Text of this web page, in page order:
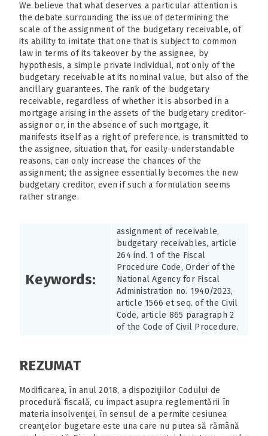
We believe that what deserves a particular attention is
the debate surrounding the issue of determining the
scale of the assignment of the budgetary receivable, of
its ability to imitate that one that is subject to common
law in terms of its takeover by the assignee, by
hypothesis, a simple private individual, not only of the
budgetary receivable at its nominal value, but also of the
ancillary guarantees. The rank of the budgetary
receivable, regardless of whether it is absorbed in a
mortgage arising in the assets of the budgetary creditor-
assignor or, in the absence of such mortgage, it
manifests itself as a right of preference, is transmitted to
the assignee, situation that, for easily-understandable
reasons, can only increase the chances of the
assignment; the assignee essentially becomes the new
budgetary creditor, even if such a formulation seems
rather strange.
Keywords:
assignment of receivable,
budgetary receivables, article
264 ind. 1 of the Fiscal
Procedure Code, Order of the
National Agency for Fiscal
Administration no. 1940/2023,
article 1566 et seq. of the Civil
Code, article 865 paragraph 2
of the Code of Civil Procedure.
REZUMAT
Modificarea, în anul 2018, a dispoziţiilor Codului de
procedură fiscală, cu impact asupra reglementării în
materia insolvenţei, în sensul de a permite cesiunea
creanţelor bugetare este una care nu putea să rămână